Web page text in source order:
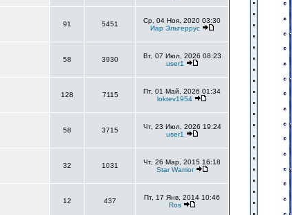
91 5451
Ср, 04 Ноя, 2020 03:30
Иар Эльтеррус
58 3930
Вт, 07 Июл, 2026 08:23
user1
128 7115
Пт, 01 Май, 2026 01:34
loktev1954
58 3715
Чт, 23 Июл, 2026 19:24
user1
32 1031
Чт, 26 Мар, 2015 16:18
Star Warrior
12 437
Пт, 17 Янв, 2014 10:46
Ros